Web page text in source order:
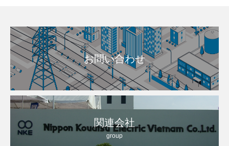
お問い合わせ
関連会社
group